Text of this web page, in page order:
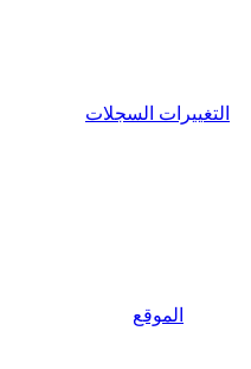
التغييرات السجلات
الموقع